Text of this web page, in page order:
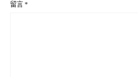
留言 *